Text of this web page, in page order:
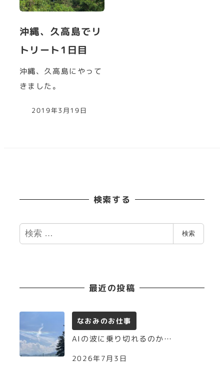
沖縄、久高島でリ
トリート1日目
沖縄、久高島にやって
きました。
2019年3月19日
検索する
検
索
検索
最近の投稿
なおみのお仕事
AIの波に乗り切れるのか…
2026年7月3日